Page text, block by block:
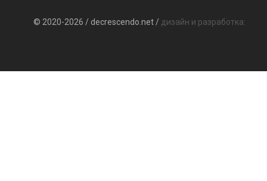
© 2020-2026 / decrescendo.net / дизайн и разработка: